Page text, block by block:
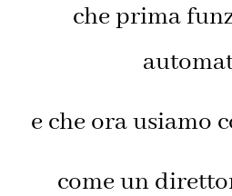
che prima
e che ora usiamo
come un